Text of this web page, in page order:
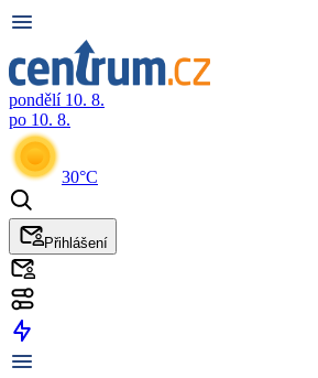
pondělí 10. 8.
po 10. 8.
30°C
Přihlášení